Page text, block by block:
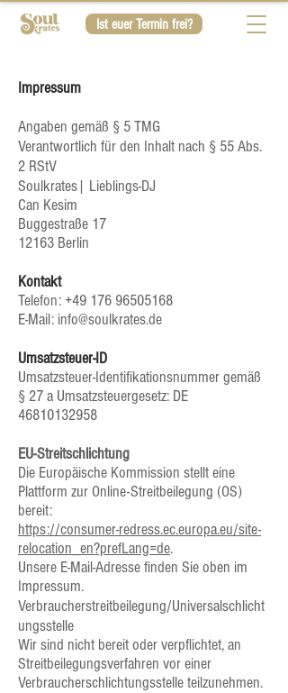
Ist euer Termin frei?
Impressum
Angaben gemäß § 5 TMG
Verantwortlich für den Inhalt nach § 55 Abs.
2 RStV
Soulkrates| Lieblings-DJ
Can Kesim
Buggestraße 17
12163 Berlin
Kontakt
Telefon: +49 176 96505168
E-Mail: info@soulkrates.de
Umsatzsteuer-ID
Umsatzsteuer-Identifikationsnummer gemäß
§ 27 a Umsatzsteuergesetz: DE
46810132958
EU-Streitschlichtung
Die Europäische Kommission stellt eine
Plattform zur Online-Streitbeilegung (OS)
bereit:
https://consumer-redress.ec.europa.eu/site-
relocation_en?prefLang=de.
Unsere E-Mail-Adresse finden Sie oben im
Impressum.
Verbraucherstreitbeilegung/Universalschlicht
ungsstelle
Wir sind nicht bereit oder verpflichtet, an
Streitbeilegungsverfahren vor einer
Verbraucherschlichtungsstelle teilzunehmen.